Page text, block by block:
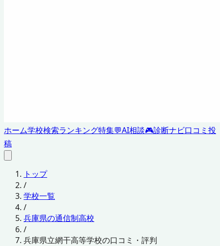
ホーム学校検索ランキング特集💬AI相談🎮診断ナビ口コミ投
稿
トップ
/
学校一覧
/
兵庫県の通信制高校
/
兵庫県立網干高等学校の口コミ・評判